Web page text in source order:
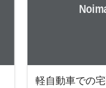
軽自動車での